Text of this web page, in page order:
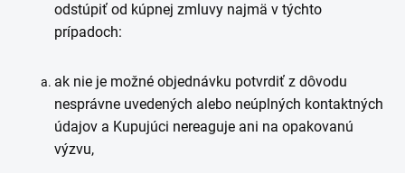
odstúpiť od kúpnej zmluvy najmä v týchto
prípadoch:
ak nie je možné objednávku potvrdiť z dôvodu
nesprávne uvedených alebo neúplných kontaktných
údajov a Kupujúci nereaguje ani na opakovanú
výzvu,